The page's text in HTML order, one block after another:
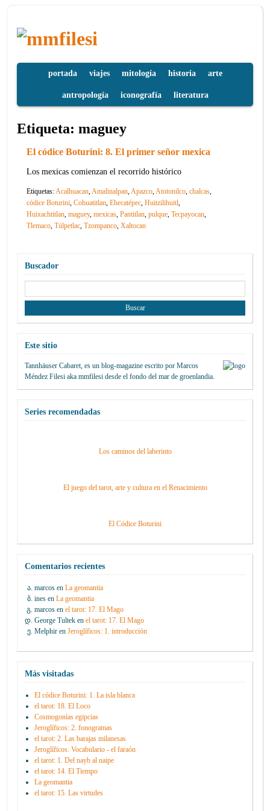
portada viajes mitología historia arte
antropología iconografía literatura
Etiqueta:maguey
El códice Boturini: 8. El primer señor mexica
Los mexicas comienzan el recorrido histórico
Etiquetas:Acalhuacan,Amalinalpan,Apazco,Atotonilco,chalcas,
códice Boturini,Cohuatitlan,Ehecatépec,Huitzilihuitl,
Huixachtitlan,maguey,mexicas,Pantitlan,pulque,Tecpayocan,
Tlemaco,Túlpetlac,Tzompanco,Xaltocan
Buscador
Este sitio
Tannhäuser Cabaret, es un blog-magazine escrito porMarcos
Méndez Filesi aka mmfilesi desdeel fondo del mar de groenlandia.
Series recomendadas
Los caminos del laberinto
El juego del tarot, arte y cultura en el Renacimiento
El Códice Boturini
Comentarios recientes
marcos enLa geomantia
ines enLa geomantia
marcos enel tarot: 17. El Mago
George Tultek enel tarot: 17. El Mago
Melphir enJeroglíficos: 1. introducción
Más visitadas
El códice Boturini: 1. La isla blanca
el tarot: 18. El Loco
Cosmogonías egipcias
Jeroglíficos: 2. fonogramas
el tarot: 2. Las barajas milanesas
Jeroglíficos: Vocabulario - el faraón
el tarot: 1. Del nayb al naipe
el tarot: 14. El Tiempo
La geomantia
el tarot: 15. Las virtudes